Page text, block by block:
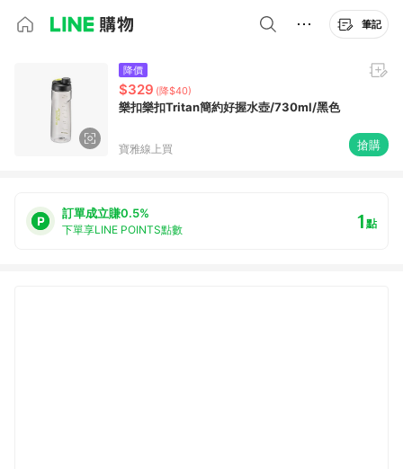
筆記
降價
$329 (降$40)
樂扣樂扣Tritan簡約好握水壺/730ml/黑色
寶雅線上買 搶購
訂單成立賺0.5%
下單享LINE POINTS點數 1點